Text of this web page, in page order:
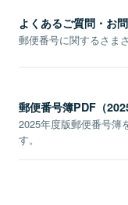
よくあるご質問・お
郵便番号に関するさま
郵便番号簿PDF（
2025年度版郵便番号簿
す。